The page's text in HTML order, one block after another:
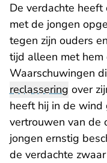
De verdachte
met de jongen
tegen zijn ouders
tijd alleen met hem
Waarschuwingen
reclassering over
heeft hij in de
vertrouwen van de
jongen ernstig
de verdachte